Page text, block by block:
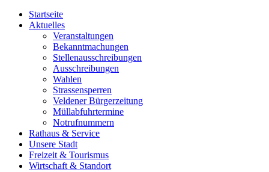
Startseite
Aktuelles
Veranstaltungen
Bekanntmachungen
Stellenausschreibungen
Ausschreibungen
Wahlen
Strassensperren
Veldener Bürgerzeitung
Müllabfuhrtermine
Notrufnummern
Rathaus & Service
Unsere Stadt
Freizeit & Tourismus
Wirtschaft & Standort